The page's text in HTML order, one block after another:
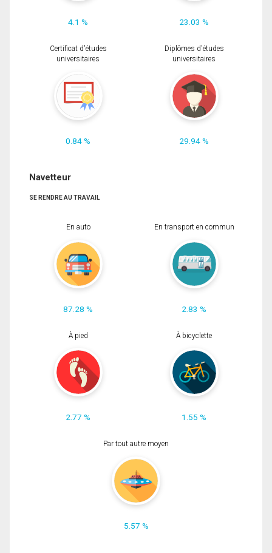
4.1 % 23.03 %
Certificat d'études
universitaires
0.84 %
Diplômes d'études
universitaires
29.94 %
Navetteur
SE RENDRE AU TRAVAIL
En auto
87.28 %
En transport en commun
2.83 %
À pied
2.77 %
À bicyclette
1.55 %
Par tout autre moyen
5.57 %